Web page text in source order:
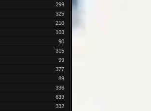
299
325
210
103
90
315
99
377
89
336
639
332